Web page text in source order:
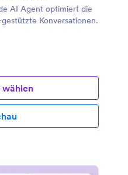
AI Agent optimiert die
Konversationen.
wählen